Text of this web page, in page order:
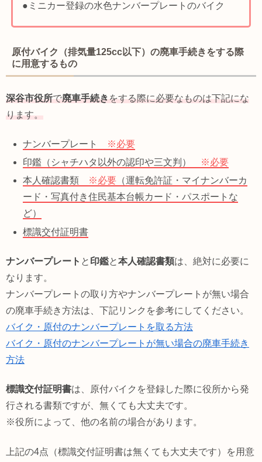
●ミニカー登録の水色ナンバープレートのバイク
原付バイク（排気量125cc以下）の廃車手続きをする際
に用意するもの
深谷市役所で廃車手続きをする際に必要なものは下記にな
ります。
ナンバープレート
※必要
印鑑（シャチハタ以外の認印や三文判）
※必要
本人確認書類
※必要 （運転免許証・マイナンバーカ
ード・写真付き住民基本台帳カード・パスポートな
ど）
標識交付証明書
ナンバープレート と 印鑑と本人確認書類は、絶対に必要に
なります。
ナンバープレートの取り方やナンバープレートが無い場合
の廃車手続き方法は、下記リンクを参考にしてください。
バイク・原付のナンバープレートを取る方法
バイク・原付のナンバープレートが無い場合の廃車手続き
方法
標識交付証明書は、原付バイクを登録した際に役所から発
行される書類ですが、無くても大丈夫です。
※役所によって、他の名前の場合があります。
上記の4点（標識交付証明書は無くても大丈夫です）を用意